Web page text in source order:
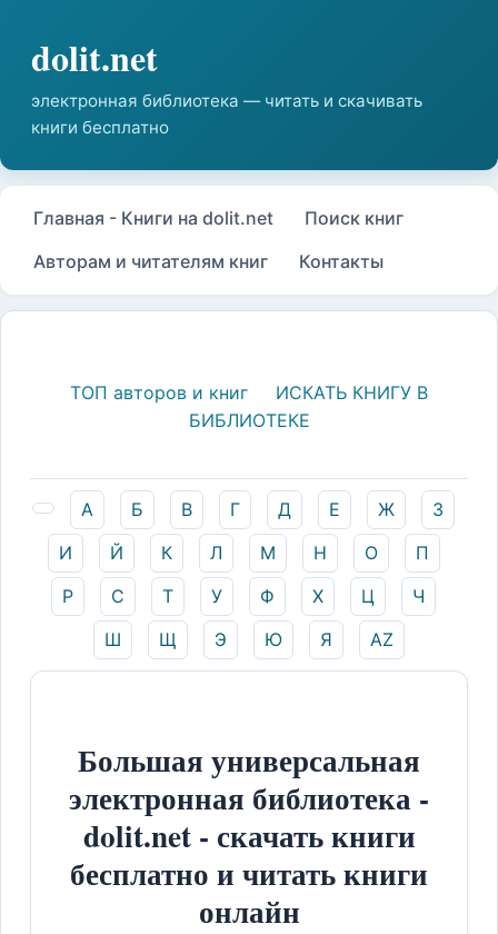
Главная - Книги на dolit.net
Поиск книг
Авторам и читателям книг
Контакты
ТОП авторов и книг
ИСКАТЬ КНИГУ В
БИБЛИОТЕКЕ
А Б В Г Д Е Ж
З
И
Й К Л М Н О
П
Р
С Т У Ф Х Ц
Ч
Ш
Щ Э Ю Я AZ
Большая универсальная
электронная библиотека -
dolit.net - скачать книги
бесплатно и читать книги
онлайн